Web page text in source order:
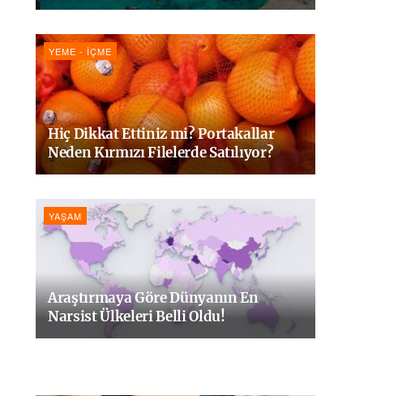
YEME - İÇME
Hiç Dikkat Ettiniz mi? Portakallar
Neden Kırmızı Filelerde Satılıyor?
YAŞAM
Araştırmaya Göre Dünyanın En
Narsist Ülkeleri Belli Oldu!